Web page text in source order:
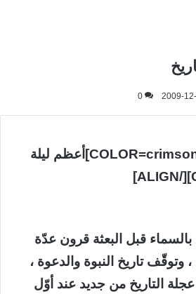
2009-
0
[ALIGN=RIGHT][COLOR=crimson]أعظم ليلة
قبل البعثة قرون عدّة
تاريخ النبوة والدعوة ،
التاريخ من جديد عند أوّل